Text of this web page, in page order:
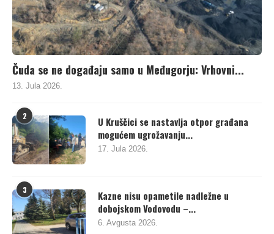
Čuda se ne događaju samo u Međugorju: Vrhovni...
13. Jula 2026.
2
U Kruščici se nastavlja otpor građana
mogućem ugrožavanju...
17. Jula 2026.
3
Kazne nisu opametile nadležne u
dobojskom Vodovodu –...
6. Avgusta 2026.